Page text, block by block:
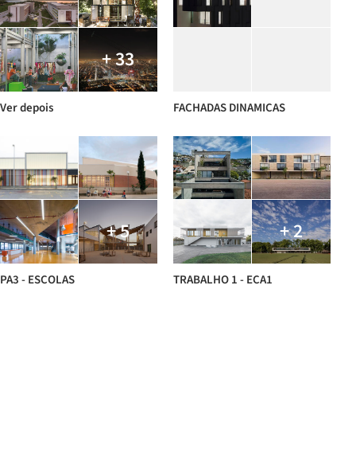
+ 33
Ver depois FACHADAS DINAMICAS
+ 5
PA3 - ESCOLAS
+ 2
TRABALHO 1 - ECA1